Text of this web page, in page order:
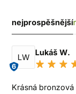
nejprospěšnější
LW
6
Lukáš W.
Krásná